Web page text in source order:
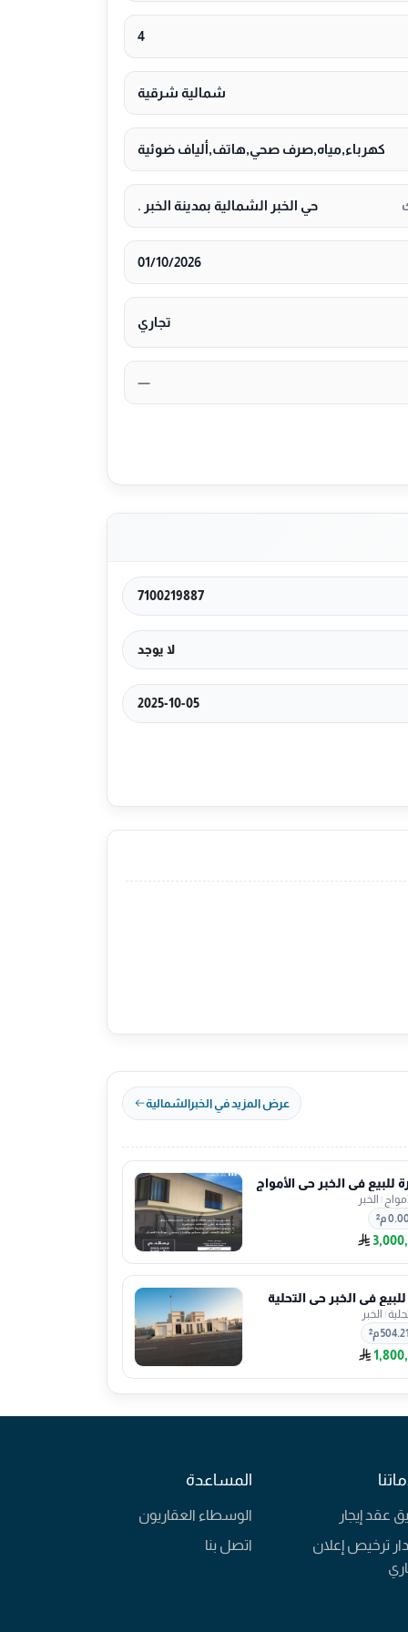
4
شمالية شرقية
كهرباء,مياه,صرف صحي,هاتف,ألياف ضوئية
حي الخبر الشمالية بمدينة الخبر .
01/10/2026
تجاري
—
7100219887
لا يوجد
2025-10-05
عرض المزيد في الخبرالشمالية
للبيع في الخبر حي الأمواج
| الخبر
م²
للبيع في الخبر حي التحلية
| الخبر
م²
عقد إيجار
ترخيص إعلان
المساعدة
الوسطاء العقاريون
اتصل بنا